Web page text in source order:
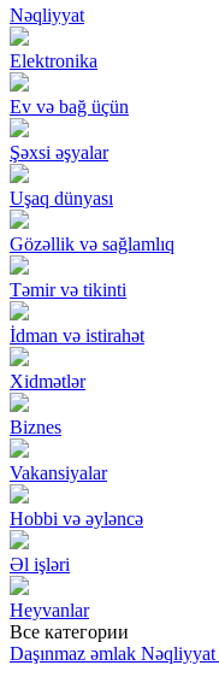
Nəqliyyat
Elektronika
Ev və bağ üçün
Şəxsi əşyalar
Uşaq dünyası
Gözəllik və sağlamlıq
Təmir və tikinti
İdman və istirahət
Xidmətlər
Biznes
Vakansiyalar
Hobbi və əyləncə
Əl işləri
Heyvanlar
Все категории
Daşınmaz əmlak Nəqliyyat